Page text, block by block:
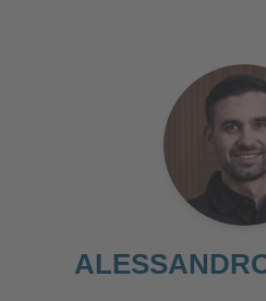
powered by
Management